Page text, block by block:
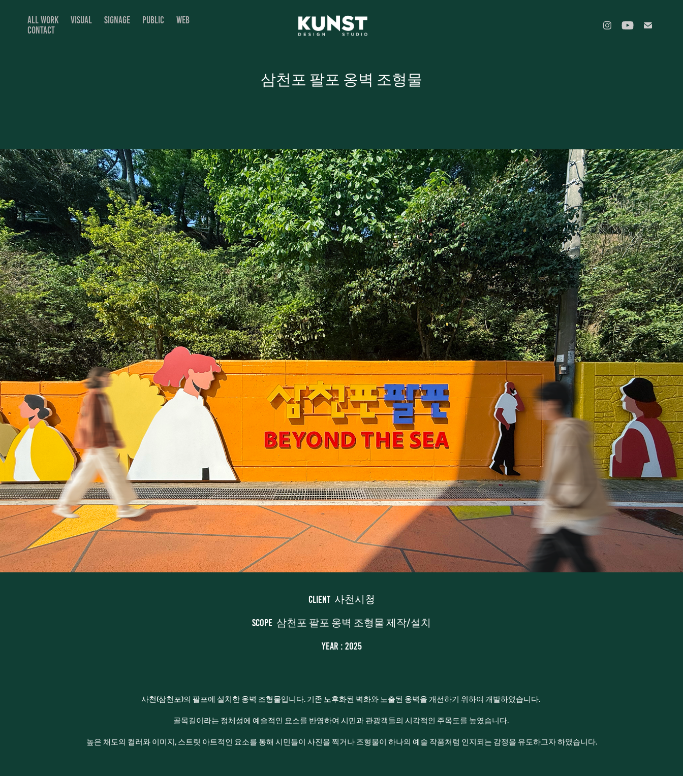
ALL WORK VISUAL SIGNAGE PUBLIC
WEB
CONTACT
삼천포 팔포 옹벽 조형물
Client 사천시청
Scope 삼천포 팔포 옹벽 조형물 제작/설치
Year : 2025
사천(삼천포)의 팔포에 설치한 옹벽 조형물입니다. 기존 노후화된 벽화와 노출된 옹벽을 개선하기 위하여 개발하였습니다.
골목길이라는 정체성에 예술적인 요소를 반영하여 시민과 관광객들의 시각적인 주목도를 높였습니다.
높은 채도의 컬러와 이미지, 스트릿 아트적인 요소를 통해 시민들이 사진을 찍거나 조형물이 하나의 예술 작품처럼 인지되는 감정을 유도하고자 하였습니다.